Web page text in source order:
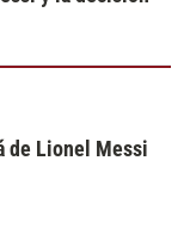
de Lionel Messi